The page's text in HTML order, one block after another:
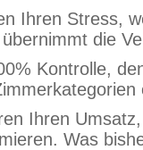
Ihren Stress,
die
Kontrolle,
Ihren
Was